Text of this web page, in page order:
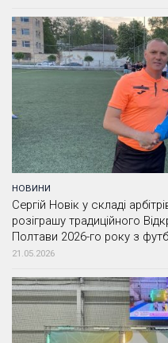
НОВИНИ
Сергій Новік у складі
розіграшу традиційного
Полтави 2026-го року з
21.05.2026